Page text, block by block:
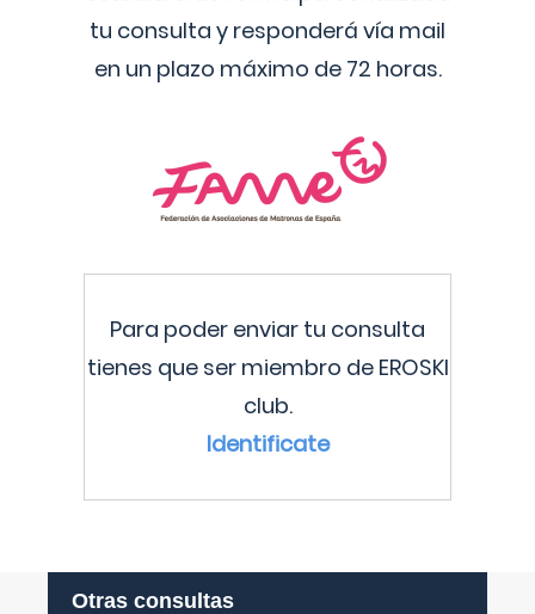
tu consulta y responderá vía mail
en un plazo máximo de 72 horas.
Para poder enviar tu consulta
tienes que ser miembro de EROSKI
club.
Identificate
Otras consultas